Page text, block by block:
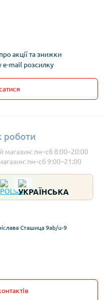
акції та знижки
e-mail розсилку
роботи
магазин: пн–сб 8:00–20:00
пн–сб 9:00–21:00
Сташица 9ab/u-9